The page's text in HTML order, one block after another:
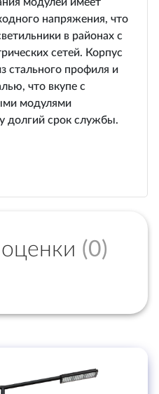
напряжения, что
в районах с
сетей. Корпус
стального профиля и
что вкупе с
модулями
долгий срок службы.
(0)